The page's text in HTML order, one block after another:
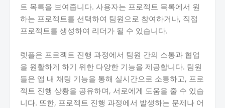
트 목록을 보여줍니다. 사용자는 프로젝트 목록에서 원
하는 프로젝트를 선택하여 팀원으로 참여하거나, 직접
프로젝트를 생성하여 리더가 될 수 있습니다.
렛플은 프로젝트 진행 과정에서 팀원 간의 소통과 협업
을 원활하게 하기 위한 다양한 기능을 제공합니다. 팀원
들은 앱 내 채팅 기능을 통해 실시간으로 소통하고, 프로
젝트 진행 상황을 공유하며, 서로에게 도움을 줄 수 있습
니다. 또한, 프로젝트 진행 과정에서 발생하는 문제나 어